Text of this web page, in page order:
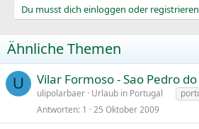
Du musst dich einloggen oder
Ähnliche Themen
U Vilar Formoso - Sao Pedro
ulipolarbaer Urlaub in Portugal
Antworten 1 25 Oktober 2009